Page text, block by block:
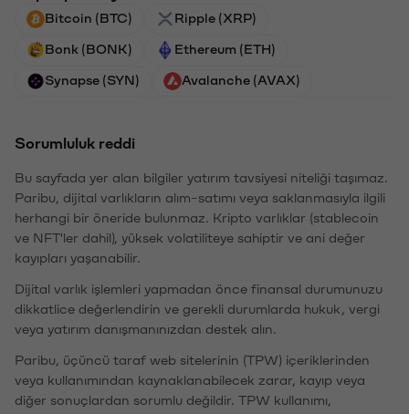
Bitcoin (BTC) Ripple (XRP)
Bonk (BONK) Ethereum (ETH)
Synapse (SYN) Avalanche (AVAX)
Sorumluluk reddi
Bu sayfada yer alan bilgiler yatırım tavsiyesi niteliği taşımaz.
Paribu, dijital varlıkların alım-satımı veya saklanmasıyla ilgili
herhangi bir öneride bulunmaz. Kripto varlıklar (stablecoin
ve NFT'ler dahil), yüksek volatiliteye sahiptir ve ani değer
kayıpları yaşanabilir.
Dijital varlık işlemleri yapmadan önce finansal durumunuzu
dikkatlice değerlendirin ve gerekli durumlarda hukuk, vergi
veya yatırım danışmanınızdan destek alın.
Paribu, üçüncü taraf web sitelerinin (TPW) içeriklerinden
veya kullanımından kaynaklanabilecek zarar, kayıp veya
diğer sonuçlardan sorumlu değildir. TPW kullanımı,